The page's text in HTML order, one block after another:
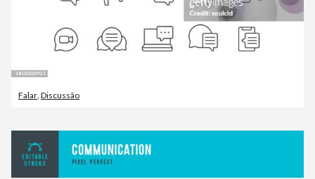
Falar Discussão